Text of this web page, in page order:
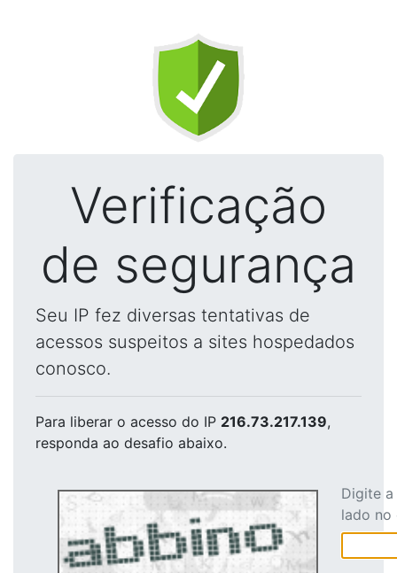
Verificação
de segurança
Seu IP fez diversas tentativas de
acessos suspeitos a sites hospedados
conosco.
Para liberar o acesso do IP 216.73.217.139,
responda ao desafio abaixo.
Digite
lado no